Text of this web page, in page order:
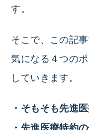
す。
そこで、この記
気になる４つの
していきます。
・そもそも先進